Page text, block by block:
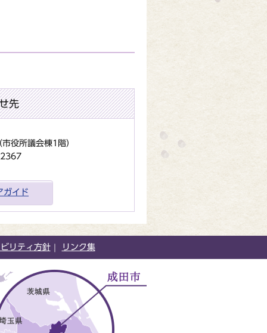
先
役所議会棟1階）
2367
ガイド
リティ方針 リンク集